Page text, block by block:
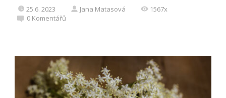
25.6. 2023 Jana Matasová
1567x
0 Komentářů